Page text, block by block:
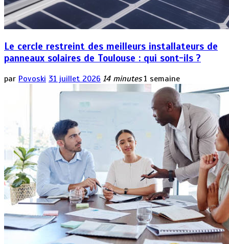
Le cercle restreint des meilleurs installateurs de
panneaux solaires de Toulouse : qui sont-ils ?
par Povoski 31 juillet 2026 14 minutes 1 semaine